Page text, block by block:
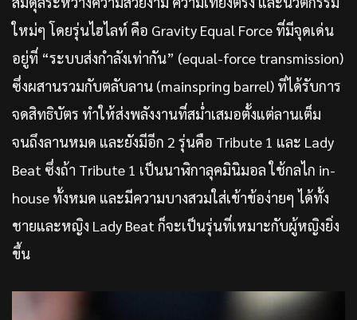
ใหม่ๆ โดยรุ่นไฮไลท์ คือ Gravity Equal Force ที่มีจุดเด่น
อยู่ที่ “ระบบส่งกำลังเท่ากัน” (equal-force transmission)
ซึ่งผสานรวมกับตลับลาน (mainspring barrel) ที่ได้รับการ
จดสิทธิบัตร ทำให้ส่งพลังงานที่สม่ำเสมอตั้งแต่ลานเต็ม
จนถึงลานหมด และยังมีอีก 2 รุ่นคือ Tribute 1 และ Lady
Beat ซึ่งถ้า Tribute 1 เป็นนาฬิกาลุคมินิมอล ใช้กลไก in-
house ทั้งหมด และมีความบางสวมใส่เข้าข้อง่ายๆ ได้ทั้ง
ชายและหญิง Lady Beat ก็จะเป็นรุ่นที่เหมาะกับผู้หญิงยิ่ง
ขึ้น